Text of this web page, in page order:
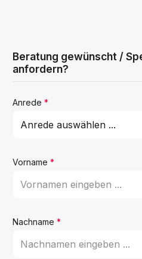
Beratung gewünscht /
anfordern?
Anrede *
Vorname *
Nachname *